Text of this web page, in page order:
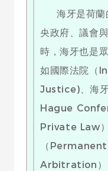
海牙是荷蘭
央政府、議會
時，海牙也是
如國際法院
Justice)、海
Hague
Private Law
（
Arbitration）